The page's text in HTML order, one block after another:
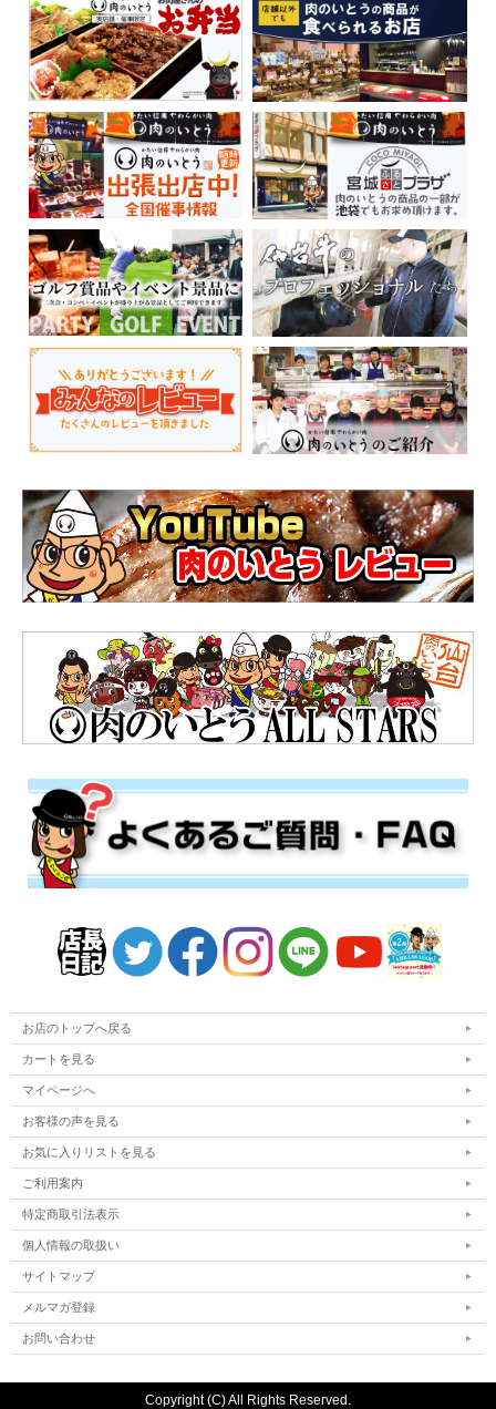
お店のトップへ戻る
カートを見る
マイページへ
お客様の声を見る
お気に入りリストを見る
ご利用案内
特定商取引法表示
個人情報の取扱い
サイトマップ
メルマガ登録
お問い合わせ
Copyright (C) All Rights Reserved.